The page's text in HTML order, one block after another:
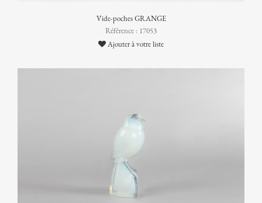
Vide-poches GRANGE
Référence : 17053
Ajouter à votre liste